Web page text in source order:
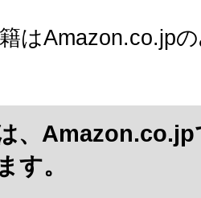
はAmazon.co.jp
、
す。